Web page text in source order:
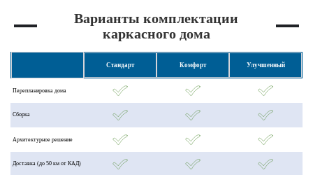
Варианты комплектации
каркасного дома
Стандарт Комфорт Улучшенный
Перепланировка дома
Сборка
Архитектурное решение
Доставка (до 50 км от КАД)